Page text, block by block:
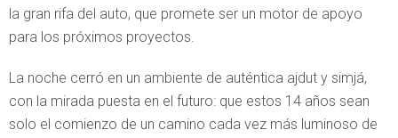
la gran rifa del auto, que promete ser un motor de apoyo
para los próximos proyectos.
La noche cerró en un ambiente de auténtica ajdut y simjá,
con la mirada puesta en el futuro: que estos 14 años sean
solo el comienzo de un camino cada vez más luminoso de